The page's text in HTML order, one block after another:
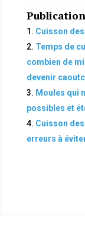
Cuisson
Temps de
combien de
devenir
Moules qui
possibles et
Cuisson
erreurs à